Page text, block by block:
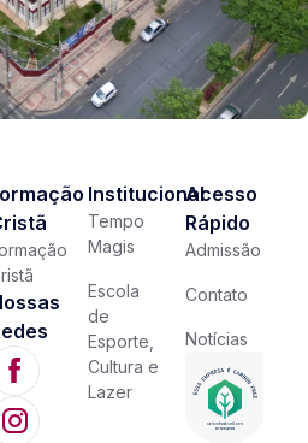
Institucional
Tempo
Magis
Escola
de
Esporte,
Cultura e
Lazer
Acesso
Rápido
Admissão
Contato
Notícias